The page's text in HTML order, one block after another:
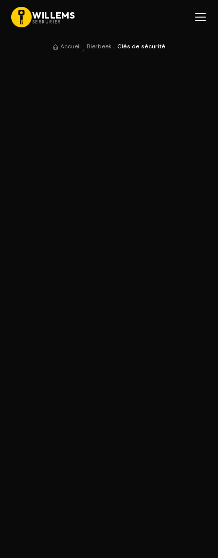
WILLEMS
SERRURIER
Accueil Bierbeek Clés de sécurité